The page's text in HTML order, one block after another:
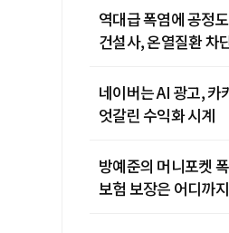
역대급 폭염에 공정
건설사, 온열질환 차
네이버는 AI 광고,
엇갈린 수익화 시계
방예준의 머니포켓
보험 보장은 어디까지